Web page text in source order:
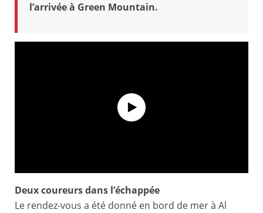
l’arrivée à Green Mountain.
Tour of Oman 2026 - Highlights of Stage 4
Deux coureurs dans l’échappée
Le rendez-vous a été donné en bord de mer à Al